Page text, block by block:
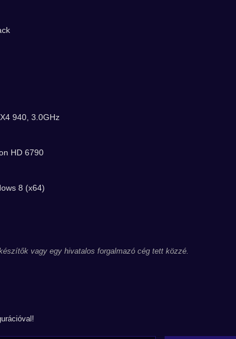
940, 3.0GHz
HD 6790
8 (x64)
vagy egy hivatalos forgalmazó cég tett közzé.